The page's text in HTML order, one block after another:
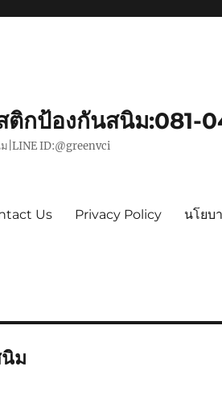
ติกป้องกันสนิม:081-
|LINE ID:@greenvci
Us Privacy Policy นโยบ
นิม